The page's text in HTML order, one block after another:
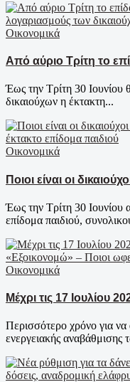
Οικονομικά
Από αύριο Τρίτη το
Έως την Τρίτη 30 Ιουνίου
δικαιούχων η έκτακτη...
Οικονομικά
Ποιοι είναι οι
Έως την Τρίτη 30 Ιουνίου
επίδομα παιδιού,
Οικονομικά
Μέχρι τις 17 Ιουλίου
Περισσότερο χρόνο για
ενεργειακής αναβάθμισης